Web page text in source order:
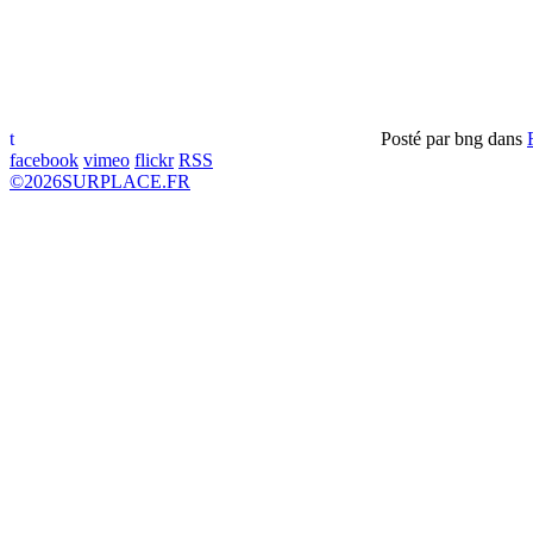
t Posté parbng dans
facebook vimeo flickr RSS
©2026SURPLACE.FR